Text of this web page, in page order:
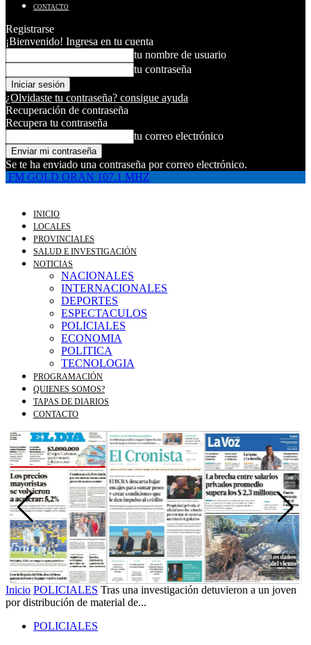
CONTACTO
Registrarse
¡Bienvenido! Ingresa en tu cuenta
tu nombre de usuario
tu contraseña
¿Olvidaste tu contraseña? consigue ayuda
Recuperación de contraseña
Recupera tu contraseña
tu correo electrónico
Se te ha enviado una contraseña por correo electrónico.
FM GOLD ORAN 107.1 MHZ
INICIO
LOCALES
PROVINCIALES
SALUD E INVESTIGACIÓN
NOTICIAS
NACIONALES
INTERNACIONALES
DEPORTES
ESPECTACULOS
POLICIALES
ECONOMIA
POLITICA
TECNOLOGIA
PROGRAMACIÓN
QUIENES SOMOS?
TAPAS DE DIARIOS
CONTACTO
Inicio POLICIALES Tras una investigación detuvieron a un joven
por distribución de material de...
POLICIALES